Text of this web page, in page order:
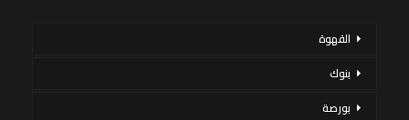
القهوة
بنوك
بورصة